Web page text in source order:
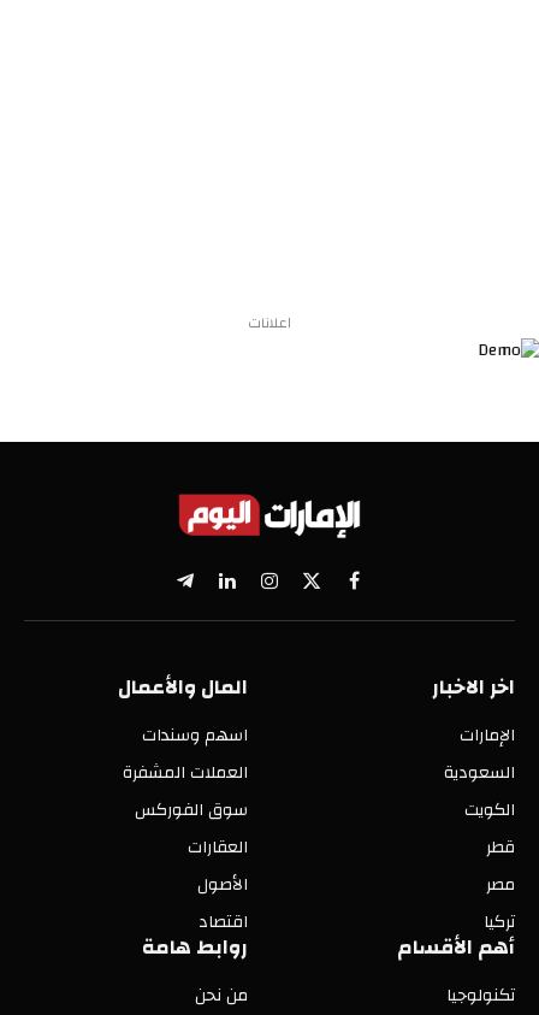
اعلانات
فيسبوك
X
(Twitter)
الانستغراملينكدإنتيلقرام
اخر الاخبار
الإمارات
السعودية
الكويت
قطر
مصر
تركيا
المال والأعمال
اسهم وسندات
العملات المشفرة
سوق الفوركس
العقارات
الأصول
اقتصاد
أهم الأقسام
تكنولوجيا
روابط هامة
من نحن